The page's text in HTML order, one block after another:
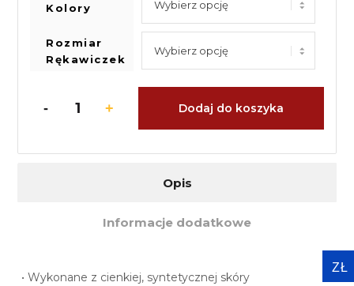
Kolory
Rozmiar
Rękawiczek
Dodaj do koszyka
Opis
Informacje dodatkowe
• Wykonane z cienkiej, syntetycznej skóry
ZŁ